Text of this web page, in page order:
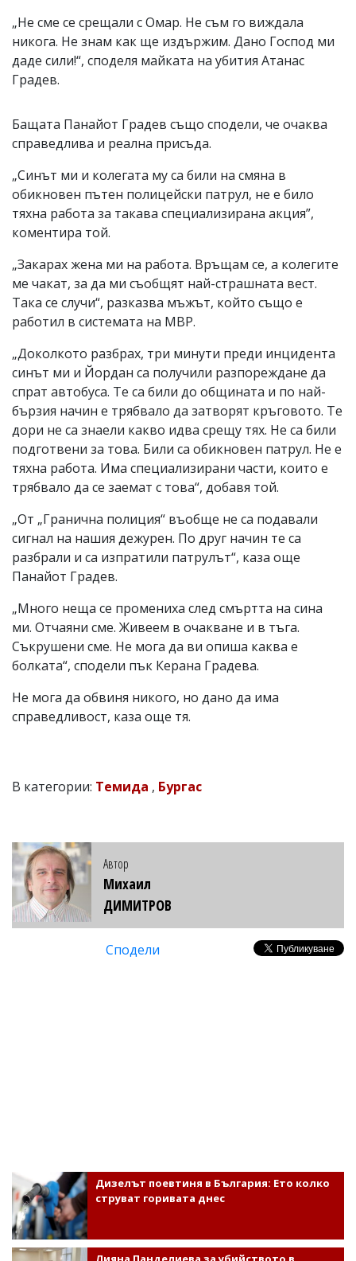
„Не сме се срещали с Омар. Не съм го виждала
никога. Не знам как ще издържим. Дано Господ ми
даде сили!“, споделя майката на убития Атанас
Градев.
Бащата Панайот Градев също сподели, че очаква
справедлива и реална присъда.
„Синът ми и колегата му са били на смяна в
обикновен пътен полицейски патрул, не е било
тяхна работа за такава специализирана акция”,
коментира той.
„Закарах жена ми на работа. Връщам се, а колегите
ме чакат, за да ми съобщят най-страшната вест.
Така се случи“, разказва мъжът, който също е
работил в системата на МВР.
„Доколкото разбрах, три минути преди инцидента
синът ми и Йордан са получили разпореждане да
спрат автобуса. Те са били до общината и по най-
бързия начин е трябвало да затворят кръговото. Те
дори не са знаели какво идва срещу тях. Не са били
подготвени за това. Били са обикновен патрул. Не е
тяхна работа. Има специализирани части, които е
трябвало да се заемат с това“, добавя той.
„От „Гранична полиция“ въобще не са подавали
сигнал на нашия дежурен. По друг начин те са
разбрали и са изпратили патрулът“, каза още
Панайот Градев.
„Много неща се промениха след смъртта на сина
ми. Отчаяни сме. Живеем в очакване и в тъга.
Съкрушени сме. Не мога да ви опиша каква е
болката“, сподели пък Керана Градева.
Не мога да обвиня никого, но дано да има
справедливост, каза още тя.
В категории: Темида , Бургас
Автор
Михаил
ДИМИТРОВ
Сподели
Дизелът поевтиня в България: Ето колко
струват горивата днес